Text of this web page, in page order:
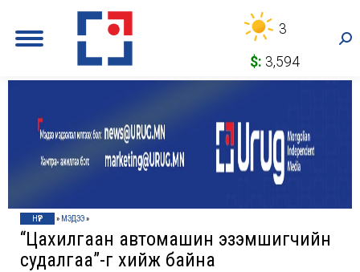
3
$: 3,594
НҮҮР » МЭДЭЭ»
“Цахилгаан автомашин эзэмшигчийн
судалгаа”-г хийж байна